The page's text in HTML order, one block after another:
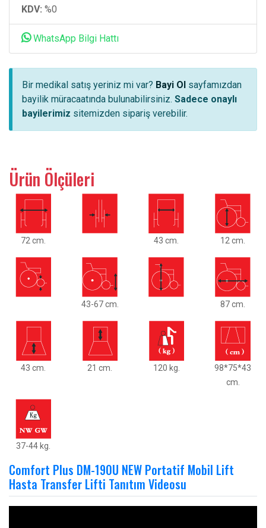
KDV: %0
WhatsApp Bilgi Hattı
Bir medikal satış yeriniz mi var? Bayi Ol sayfamızdan
bayilik müracaatında bulunabilirsiniz. Sadece onaylı
bayilerimiz sitemizden sipariş verebilir.
Ürün Ölçüleri
72 cm. 43 cm. 12 cm.
43-67 cm. 87 cm.
43 cm. 21 cm. 120 kg.
98*75*43
cm.
37-44 kg.
Comfort Plus DM-190U NEW Portatif Mobil Lift
Hasta Transfer Lifti Tanıtım Videosu